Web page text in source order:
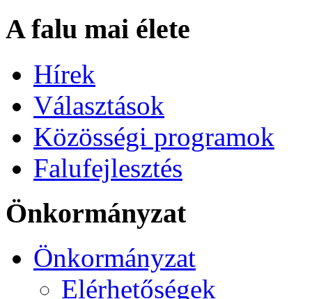
A falu mai élete
Hírek
Választások
Közösségi programok
Falufejlesztés
Önkormányzat
Önkormányzat
Elérhetőségek